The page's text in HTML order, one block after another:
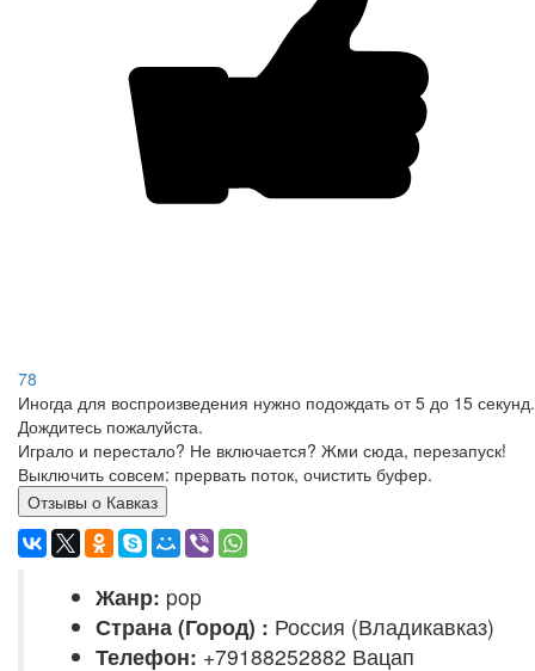
78
Иногда для воспроизведения нужно подождать от 5 до 15 секунд.
Дождитесь пожалуйста.
Играло и перестало? Не включается? Жми сюда, перезапуск!
Выключить совсем: прервать поток, очистить буфер.
Отзывы о Кавказ
Жанр: pop
Страна (Город) : Россия (Владикавказ)
Телефон: +79188252882 Вацап